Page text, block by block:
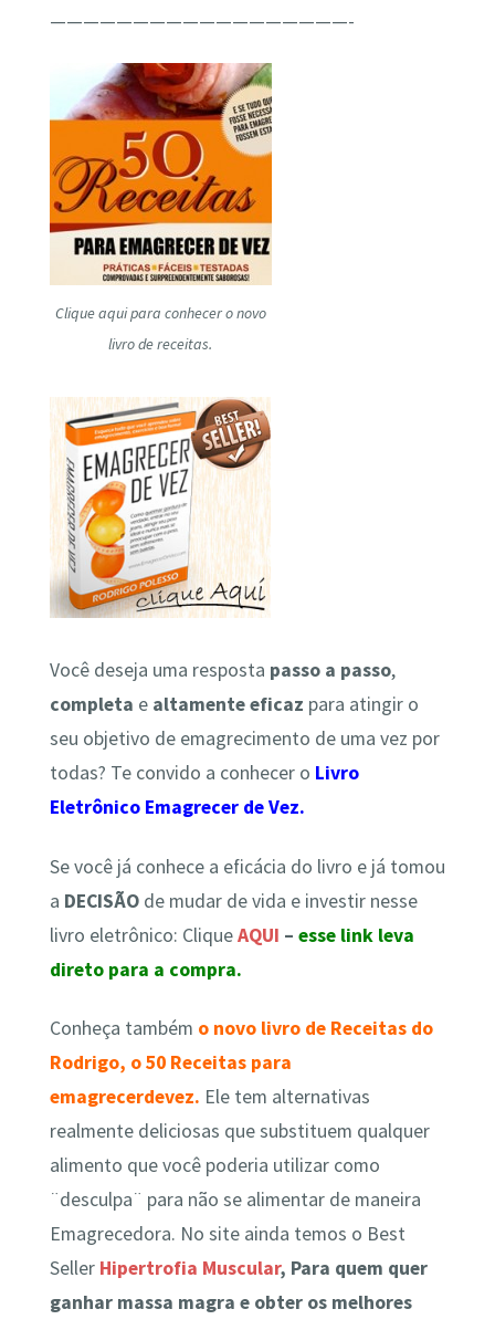
——————————————————-
Clique aqui para conhecer o novo
livro de receitas.
Você deseja uma resposta passo a passo,
completa e altamenteeficaz para atingir o
seu objetivo de emagrecimento de uma vez por
todas? Te convido a conhecer o Livro
Eletrônico Emagrecer de Vez.
Se você já conhece a eficácia do livro e já tomou
a DECISÃO de mudar de vida e investir nesse
livro eletrônico: CliqueAQUI – esse link leva
direto para a compra.
Conheça também o novo livro de Receitas do
Rodrigo, o 50 Receitas para
emagrecerdevez. Ele tem alternativas
realmente deliciosas que substituem qualquer
alimento que você poderia utilizar como
¨desculpa¨ para não se alimentar de maneira
Emagrecedora. No site ainda temos o Best
Seller Hipertrofia Muscular, Para quem quer
ganhar massa magra e obter os melhores